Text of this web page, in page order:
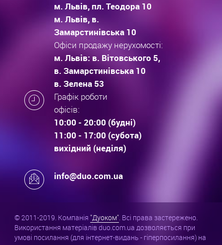
м. Львів, пл. Теодора 10
м. Львів, в.
Замарстинівська 10
Офіси продажу нерухомості:
м. Львів: в. Вітовського 5,
в. Замарстинівська 10
в. Зелена 53
Графік роботи
офісів:
10:00 - 20:00 (будні)
11:00 - 17:00 (субота)
вихідний (неділя)
info@duo.com.ua
© 2011-2019. Компанія "Дуоком". Всі права застережено.
Використання матеріалів duo.com.ua дозволяється при
умові посилання (для інтернет-видань - гіперпосилання) на